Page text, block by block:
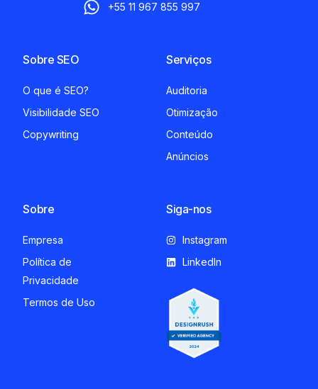
+55 11 967 855 997
Sobre SEO
O que é SEO?
Visibilidade SEO
Copywriting
Serviços
Auditoria
Otimização
Conteúdo
Anúncios
Sobre
Empresa
Política de
Privacidade
Termos de Uso
Siga-nos
Instagram
LinkedIn